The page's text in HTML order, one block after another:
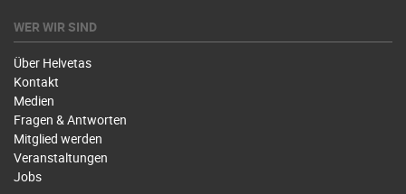
WER WIR SIND
Über Helvetas
Kontakt
Medien
Fragen & Antworten
Mitglied werden
Veranstaltungen
Jobs